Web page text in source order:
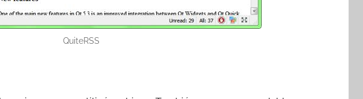
QuiteRSS